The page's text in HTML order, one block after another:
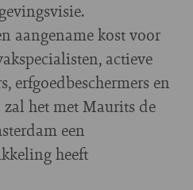
aangename kost voor
actieve
erfgoedbeschermers en
het met Maurits de
een
heeft